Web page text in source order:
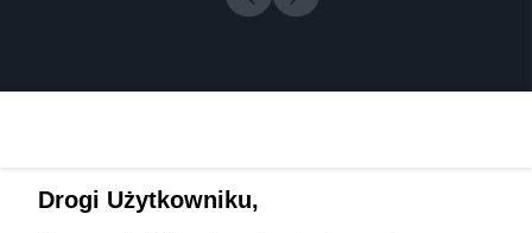
Drogi Użytkowniku,